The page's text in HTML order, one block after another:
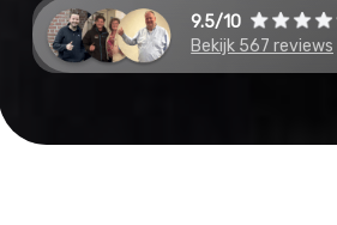
9.5/10
Bekijk 567 reviews